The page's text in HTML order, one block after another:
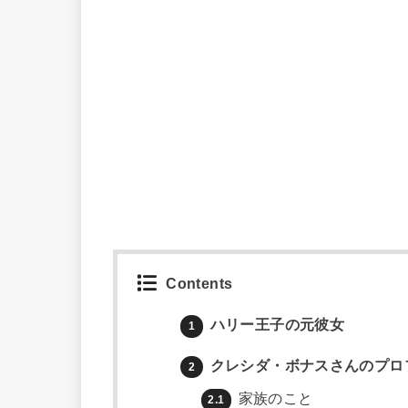
Contents
1 ハリー王子の元彼女
2 クレシダ・ボナスさんのプ
2.1 家族のこと